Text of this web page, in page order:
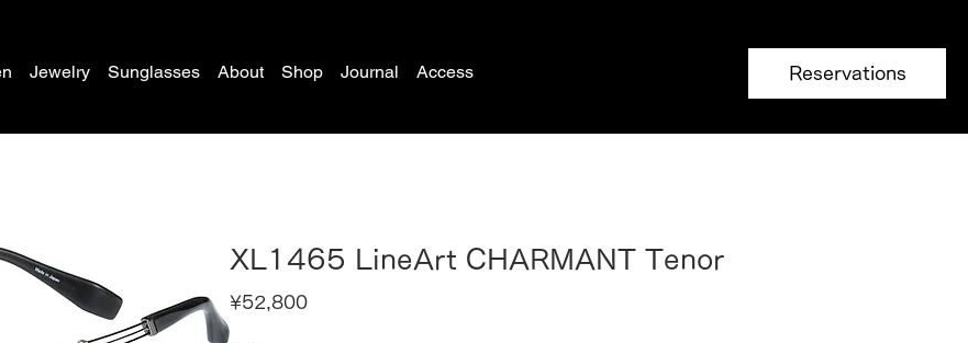
Jewelry Sunglasses About Shop Journal Access Reservations
XL1465 LineArt CHARMANT Tenor
¥52,800Price